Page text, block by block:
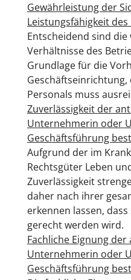
Gewährleistung der
Leistungsfähigkeit des
Entscheidend sind
Verhältnisse des
Grundlage für die
Geschäftseinrichtung,
Personals muss
Zuverlässigkeit der
Unternehmerin oder
Geschäftsführung
Aufgrund der im
Rechtsgüter Leben
Zuverlässigkeit
daher nach ihrer
erkennen lassen,
gerecht werden wird.
Fachliche Eignung
Unternehmerin oder
Geschäftsführung